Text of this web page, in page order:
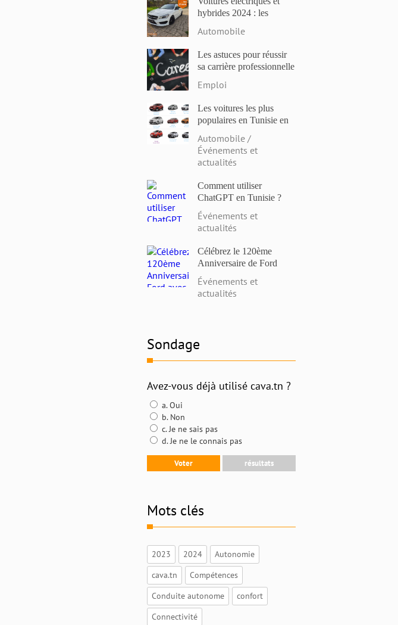
hybrides 2024 : les
et les dernières
Automobile
Les astuces pour réussir
sa carrière professionnelle
Emploi
Les voitures les plus
populaires en Tunisie en
prix et des caractéristiques
Automobile /
Événements et
actualités
Comment utiliser
ChatGPT en Tunisie ?
Événements et
actualités
Célébrez le 120ème
Anniversaire de Ford
avec Alpha Ford en
Tunisie : Profitez de
Remises Exceptionnelles
Événements et
actualités
Sondage
Avez-vous déjà utilisé cava.tn ?
a. Oui
b. Non
c. Je ne sais pas
d. Je ne le connais pas
Mots clés
2023 2024
Autonomie
cava.tn
Compétences
Conduite autonome
confort
Connectivité